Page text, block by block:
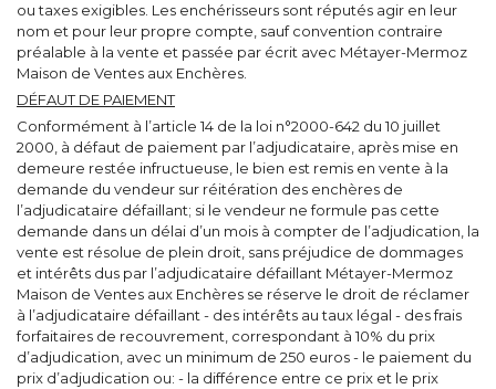
ou taxes exigibles. Les enchérisseurs sont réputés agir en leur
nom et pour leur propre compte, sauf convention contraire
préalable à la vente et passée par écrit avec Métayer-Mermoz
Maison de Ventes aux Enchères.
DÉFAUT DE PAIEMENT
Conformément à l’article 14 de la loi n°2000-642 du 10 juillet
2000, à défaut de paiement par l’adjudicataire, après mise en
demeure restée infructueuse, le bien est remis en vente à la
demande du vendeur sur réitération des enchères de
l’adjudicataire défaillant; si le vendeur ne formule pas cette
demande dans un délai d’un mois à compter de l’adjudication, la
vente est résolue de plein droit, sans préjudice de dommages
et intérêts dus par l’adjudicataire défaillant Métayer-Mermoz
Maison de Ventes aux Enchères se réserve le droit de réclamer
à l’adjudicataire défaillant - des intérêts au taux légal - des frais
forfaitaires de recouvrement, correspondant à 10% du prix
d’adjudication, avec un minimum de 250 euros - le paiement du
prix d’adjudication ou: - la différence entre ce prix et le prix